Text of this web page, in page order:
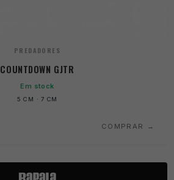
PREDADORES
COUNTDOWN GJTR
Em stock
5 CM · 7 CM
COMPRAR